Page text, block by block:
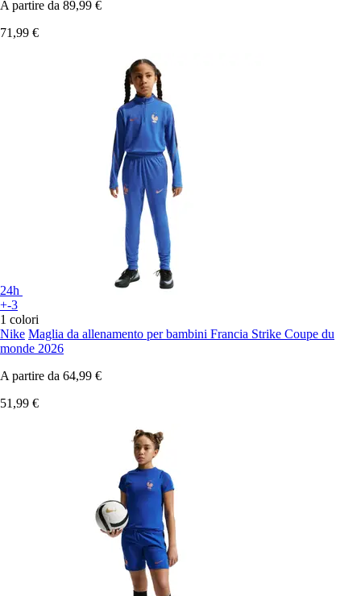
A partire da 89,99 €
71,99 €
24h
+-3
1 colori
Nike Maglia da allenamento per bambini Francia Strike Coupe du
monde 2026
A partire da 64,99 €
51,99 €